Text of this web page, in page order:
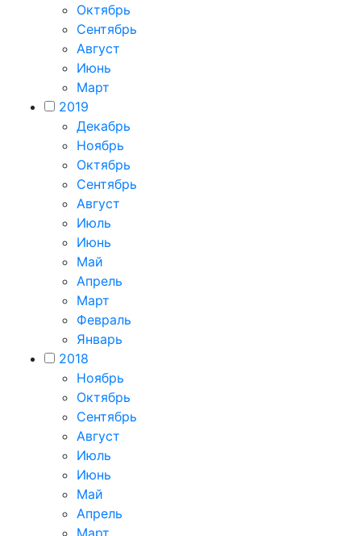
Октябрь
Сентябрь
Август
Июнь
Март
2019
Декабрь
Ноябрь
Октябрь
Сентябрь
Август
Июль
Июнь
Май
Апрель
Март
Февраль
Январь
2018
Ноябрь
Октябрь
Сентябрь
Август
Июль
Июнь
Май
Апрель
Март